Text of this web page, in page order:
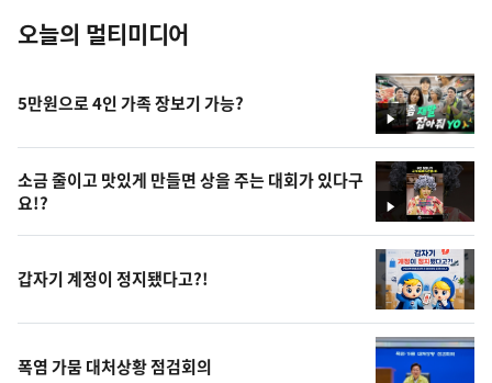
오늘의 멀티미디어
영
상
5만원으로 4인 가족 장보기 가능?
영
상
소금 줄이고 맛있게 만들면 상을 주는 대회가 있다구
요!?
갑자기 계정이 정지됐다고?!
폭염 가뭄 대처상황 점검회의